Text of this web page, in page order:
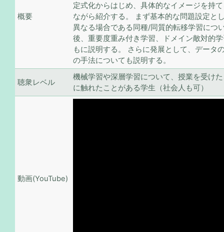
概要
定式化からはじめ、具体的なイメージを持
ながら紹介する。 まず基本的な問題設定と
異なる場合である同種/同質的転移学習につ
後、重要度重み付き学習、ドメイン敵対的
もに説明する。 さらに発展として、データ
の手法についても説明する。
聴衆レベル
機械学習や深層学習について、授業を受け
に触れたことがある学生（社会人も可）
動画(YouTube)